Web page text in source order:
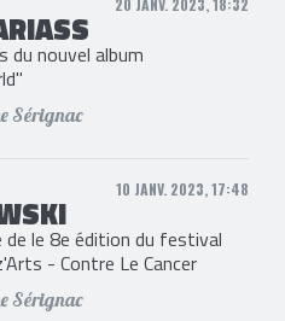
20 JANV. 2023, 18:32
du nouvel album
Sérignac
10 JANV. 2023, 17:48
de le 8e édition du festival
- Contre Le Cancer
Sérignac